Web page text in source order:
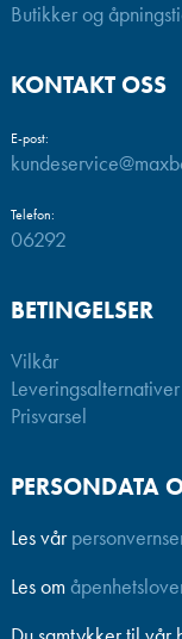
Butikker og
KONTAKT OSS
E-post:
Telefon:
06292
BETINGELSER
Vilkår
Leveringsalternativer
Prisvarsel
PERSONDATA
Les vår
Les om